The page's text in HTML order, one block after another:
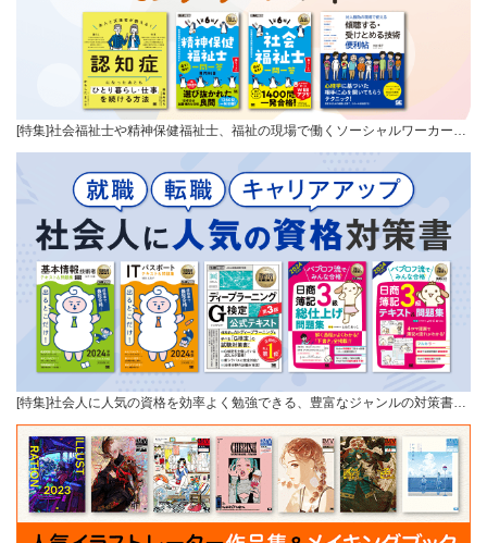
[特集]社会福祉士や精神保健福祉士、福祉の現場で働くソーシャルワーカー…
[特集]社会人に人気の資格を効率よく勉強できる、豊富なジャンルの対策書…